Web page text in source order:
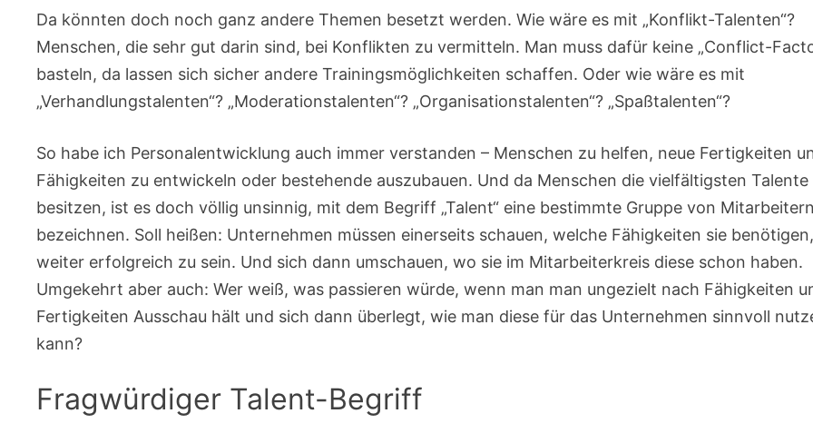
Da könnten doch noch ganz andere Themen besetzt werden. Wie wäre es mit „Konflikt-Talenten“?
Menschen, die sehr gut darin sind, bei Konflikten zu vermitteln. Man muss dafür keine „Conflict-
basteln, da lassen sich sicher andere Trainingsmöglichkeiten schaffen. Oder wie wäre es mit
„Verhandlungstalenten“? „Moderationstalenten“? „Organisationstalenten“? „Spaßtalenten“?
So habe ich Personalentwicklung auch immer verstanden – Menschen zu helfen, neue Fertigkeiten
Fähigkeiten zu entwickeln oder bestehende auszubauen. Und da Menschen die vielfältigsten Talente
besitzen, ist es doch völlig unsinnig, mit dem Begriff „Talent“ eine bestimmte Gruppe von
bezeichnen. Soll heißen: Unternehmen müssen einerseits schauen, welche Fähigkeiten sie
weiter erfolgreich zu sein. Und sich dann umschauen, wo sie im Mitarbeiterkreis diese schon haben.
Umgekehrt aber auch: Wer weiß, was passieren würde, wenn man man ungezielt nach Fähigkeiten
Fertigkeiten Ausschau hält und sich dann überlegt, wie man diese für das Unternehmen sinnvoll
kann?
Fragwürdiger Talent-Begriff